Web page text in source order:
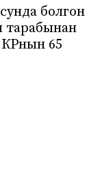
болгон
65